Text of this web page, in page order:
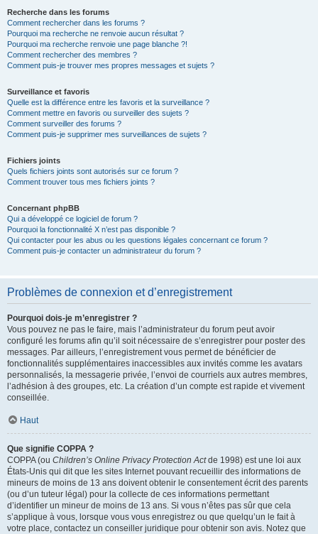
Recherche dans les forums
Comment rechercher dans les forums ?
Pourquoi ma recherche ne renvoie aucun résultat ?
Pourquoi ma recherche renvoie une page blanche ?!
Comment rechercher des membres ?
Comment puis-je trouver mes propres messages et sujets ?
Surveillance et favoris
Quelle est la différence entre les favoris et la surveillance ?
Comment mettre en favoris ou surveiller des sujets ?
Comment surveiller des forums ?
Comment puis-je supprimer mes surveillances de sujets ?
Fichiers joints
Quels fichiers joints sont autorisés sur ce forum ?
Comment trouver tous mes fichiers joints ?
Concernant phpBB
Qui a développé ce logiciel de forum ?
Pourquoi la fonctionnalité X n’est pas disponible ?
Qui contacter pour les abus ou les questions légales concernant ce forum ?
Comment puis-je contacter un administrateur du forum ?
Problèmes de connexion et d’enregistrement
Pourquoi dois-je m’enregistrer ?
Vous pouvez ne pas le faire, mais l’administrateur du forum peut avoir
configuré les forums afin qu’il soit nécessaire de s’enregistrer pour poster des
messages. Par ailleurs, l’enregistrement vous permet de bénéficier de
fonctionnalités supplémentaires inaccessibles aux invités comme les avatars
personnalisés, la messagerie privée, l’envoi de courriels aux autres membres,
l’adhésion à des groupes, etc. La création d’un compte est rapide et vivement
conseillée.
Haut
Que signifie COPPA ?
COPPA (ou Children’s Online Privacy Protection Actde 1998) est une loi aux
États-Unis qui dit que les sites Internet pouvant recueillir des informations de
mineurs de moins de 13 ans doivent obtenir le consentement écrit des parents
(ou d’un tuteur légal) pour la collecte de ces informations permettant
d’identifier un mineur de moins de 13 ans. Si vous n’êtes pas sûr que cela
s’applique à vous, lorsque vous vous enregistrez ou que quelqu’un le fait à
votre place, contactez un conseiller juridique pour obtenir son avis. Notez que